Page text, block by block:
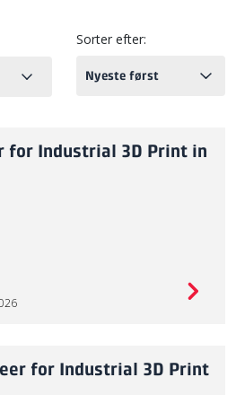
Sorter efter:
for Industrial 3D Print in
for Industrial 3D Print